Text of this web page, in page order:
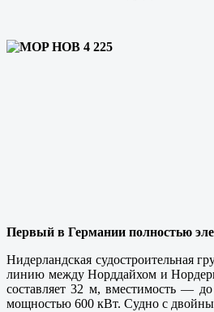
Первый в Германии полностью
Нидерландская судостроительная
линию между Норддайхом и
составляет 32 м, вместимость —
мощностью 600 кВт. Судно с